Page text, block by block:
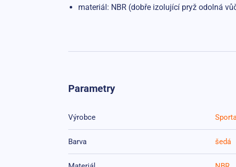
materiál: NBR (dobře izolující pryž odolná
Parametry
Výrobce
Barva šedá